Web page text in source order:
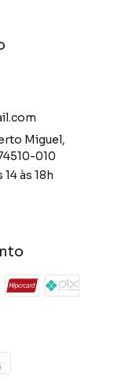
Miguel,
010
14 às 18h